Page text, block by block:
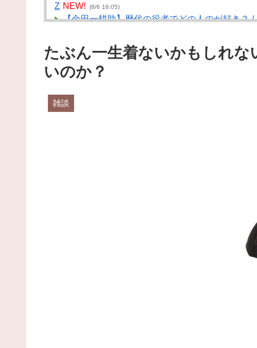
Z NEW! (8/6 16:05)
【金田一耕助】歴代の役者でどの人のが好き？ /
女性「そうめん作るのは大変。簡単とか言ってる
はエアプ」 / NEWまとめサイトアンテナ！ NEW!
15:35)
【画像】田舎特有の「謎の神社」wwwwwww /
「プチプチ」の川上産業、「プチプチ株式会社」
社名変更 創業58年で / NEWまとめサイトアンテナ
【阪神】暗黒期を知らない新世代の若虎ファン！
金期しか知らない現代のファン事情と驚きのリア
後藤真希(15)に告白されたらどうする？画像 /
たぶん一生着ないかもしれな
いのか？
雑談